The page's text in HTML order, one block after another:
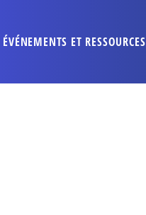
ÉVÉNEMENTS ET RESSOURCES